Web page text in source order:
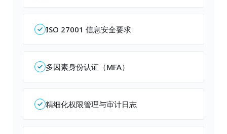
ISO 27001 信息安全要求
多因素身份认证（MFA）
精细化权限管理与审计日志